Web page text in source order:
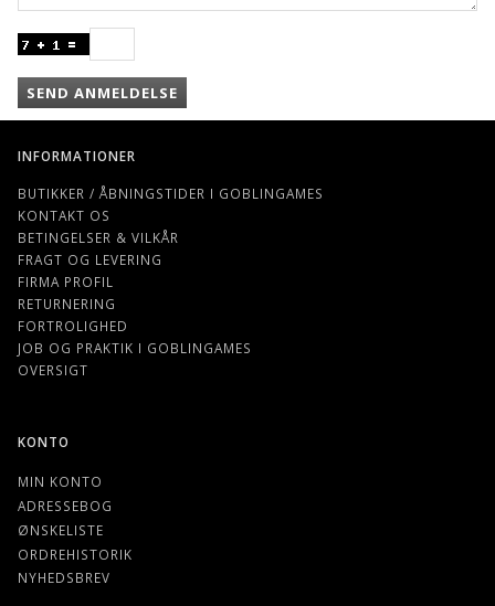
SEND ANMELDELSE
INFORMATIONER
BUTIKKER / ÅBNINGSTIDER I GOBLINGAMES
KONTAKT OS
BETINGELSER & VILKÅR
FRAGT OG LEVERING
FIRMA PROFIL
RETURNERING
FORTROLIGHED
JOB OG PRAKTIK I GOBLINGAMES
OVERSIGT
KONTO
MIN KONTO
ADRESSEBOG
ØNSKELISTE
ORDREHISTORIK
NYHEDSBREV